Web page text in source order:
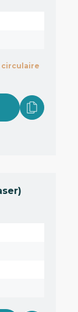
circulaire